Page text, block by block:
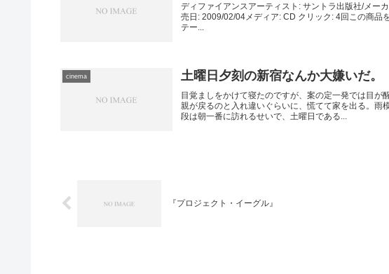
ディファイアンスアーティスト: サントラ出版社/メー
売日: 2009/02/04メディア: CD クリック: 4回この商
テー...
cinema 土曜日夕刻の新宿なんか大嫌いだ。
目覚ましをかけて寝たのですが、案の定一発では目
親が戻るのと入れ違いぐらいに、慌てて家を出る。
段は朝一番に訪れるせいで、土曜日である...
『プロジェクト・イーグル』